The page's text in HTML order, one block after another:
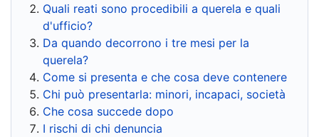
Quali reati sono procedibili a querela e quali
d'ufficio?
Da quando decorrono i tre mesi per la
querela?
Come si presenta e che cosa deve contenere
Chi può presentarla: minori, incapaci, società
Che cosa succede dopo
I rischi di chi denuncia